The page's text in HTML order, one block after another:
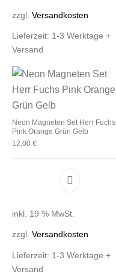
zzgl.Versandkosten
Lieferzeit: 1-3 Werktage +
Versand
Neon Magneten Set Herr Fuchs
Pink Orange Grün Gelb
12,00€
inkl. 19 % MwSt.
zzgl.Versandkosten
Lieferzeit: 1-3 Werktage +
Versand